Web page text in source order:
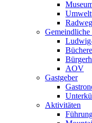
AOV
Gastgeber
Aktivitäten